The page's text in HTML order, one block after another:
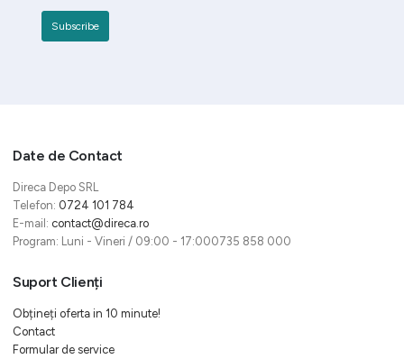
Date de Contact
Direca Depo SRL
Telefon: 0724 101 784
E-mail: contact@direca.ro
Program: Luni - Vineri / 09:00 - 17:000735 858 000
Suport Clienți
Obțineți oferta in 10 minute!
Contact
Formular de service